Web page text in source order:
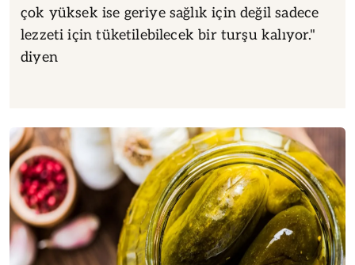
çok yüksek ise geriye sağlık için değil sadece
lezzeti için tüketilebilecek bir turşu kalıyor."
diyen